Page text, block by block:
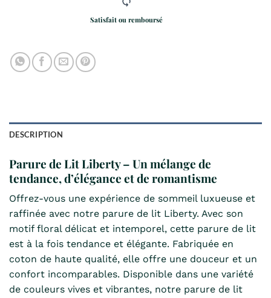
Satisfait ou remboursé
DESCRIPTION
Parure de Lit Liberty – Un mélange de
tendance, d’élégance et de romantisme
Offrez-vous une expérience de sommeil luxueuse et
raffinée avec notre parure de lit Liberty. Avec son
motif floral délicat et intemporel, cette parure de lit
est à la fois tendance et élégante. Fabriquée en
coton de haute qualité, elle offre une douceur et un
confort incomparables. Disponible dans une variété
de couleurs vives et vibrantes, notre parure de lit